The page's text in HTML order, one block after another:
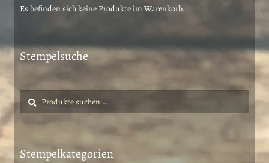
Es befinden sich keine Produkte im Warenkorb.
Stempelsuche
Suche
nach:
Suchen
Stempelkategorien